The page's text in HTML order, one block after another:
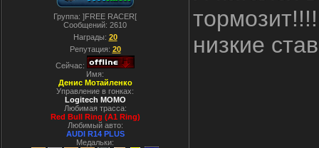
Группа: ]FREE RACER[
Сообщений: 2610
Награды: 20
Репутация: 20
Сейчас:
Имя:
Денис Мотайленко
Управление в гонках:
Logitech MOMO
Любимая трасса:
Red Bull Ring (A1 Ring)
Любимый авто:
AUDI R14 PLUS
Медальки:
низкие